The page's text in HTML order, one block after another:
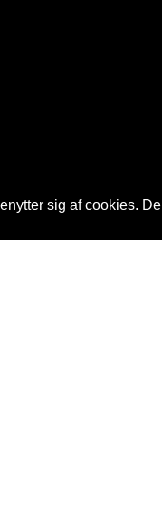
sig af cookies.